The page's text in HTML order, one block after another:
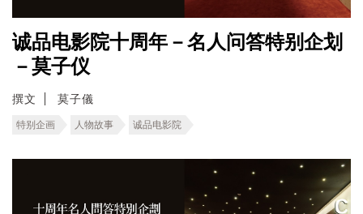
诚品电影院十周年－名人问答特别企划
－莫子仪
撰文 莫子儀
特别企画 人物故事 诚品电影院